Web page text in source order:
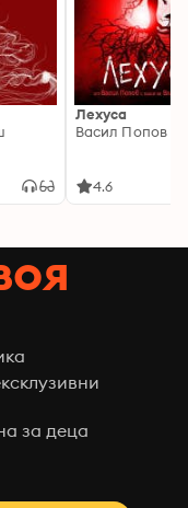
Лехуса
Васил Попов
4.6
за деца